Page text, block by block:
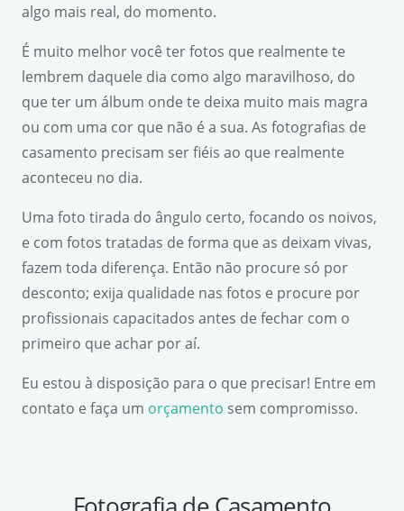
algo mais real, do momento.
É muito melhor você ter fotos que realmente te
lembrem daquele dia como algo maravilhoso, do
que ter um álbum onde te deixa muito mais magra
ou com uma cor que não é a sua. As fotografias de
casamento precisam ser fiéis ao que realmente
aconteceu no dia.
Uma foto tirada do ângulo certo, focando os noivos,
e com fotos tratadas de forma que as deixam vivas,
fazem toda diferença. Então não procure só por
desconto; exija qualidade nas fotos e procure por
profissionais capacitados antes de fechar com o
primeiro que achar por aí.
Eu estou à disposição para o que precisar! Entre em
contato e faça um orçamento sem compromisso.